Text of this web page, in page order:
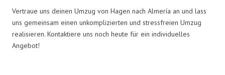
Vertraue uns deinen Umzug von Hagen nach Almería an und lass
uns gemeinsam einen unkomplizierten und stressfreien Umzug
realisieren. Kontaktiere uns noch heute für ein individuelles
Angebot!